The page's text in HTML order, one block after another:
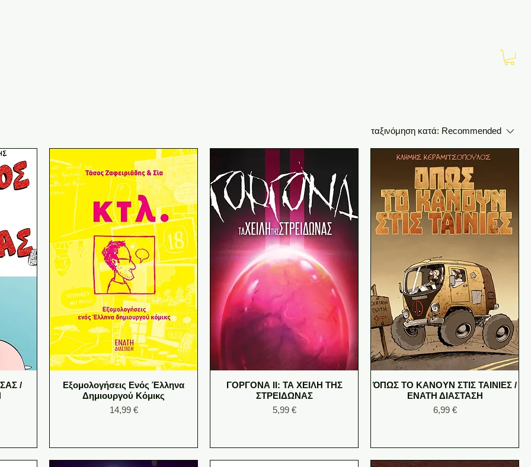
ταξινόμηση κατά: Recommended
/
Εξομολογήσεις Ενός Έλληνα
Δημιουργού Κόμικς
Price
14,99 €
ΓΟΡΓΟΝΑ ΙΙ: ΤΑ ΧΕΙΛΗ ΤΗΣ
ΣΤΡΕΙΔΩΝΑΣ
Price
5,99 €
ΌΠΩΣ ΤΟ ΚΑΝΟΥΝ ΣΤΙΣ ΤΑΙΝΙΕΣ /
ΕΝΑΤΗ ΔΙΑΣΤΑΣΗ
Price
6,99 €